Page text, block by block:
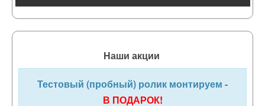
Наши акции
Тестовый (пробный) ролик монтируем -
В ПОДАРОК!